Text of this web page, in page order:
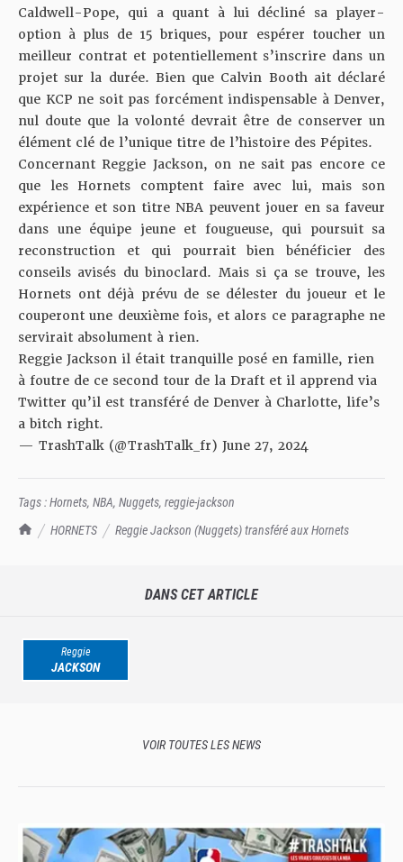
TrashTalk Actu NBA
HORNETS Reggie Jackson (Nuggets) transféré aux Hornets
Caldwell-Pope, qui a quant à lui décliné sa player-
option à plus de 15 briques, pour espérer toucher un
meilleur contrat et potentiellement s’inscrire dans un
projet sur la durée. Bien que Calvin Booth ait déclaré
que KCP ne soit pas forcément indispensable à Denver,
nul doute que la volonté devrait être de conserver un
élément clé de l’unique titre de l’histoire des Pépites.
Concernant Reggie Jackson, on ne sait pas encore ce
que les Hornets comptent faire avec lui, mais son
expérience et son titre NBA peuvent jouer en sa faveur
dans une équipe jeune et fougueuse, qui poursuit sa
reconstruction et qui pourrait bien bénéficier des
conseils avisés du binoclard. Mais si ça se trouve, les
Hornets ont déjà prévu de se délester du joueur et le
couperont une deuxième fois, et alors ce paragraphe ne
servirait absolument à rien.
Reggie Jackson il était tranquille posé en famille, rien
à foutre de ce second tour de la Draft et il apprend via
Twitter qu’il est transféré de Denver à Charlotte, life’s
a bitch right.
— TrashTalk (@TrashTalk_fr) June 27, 2024
Tags :Hornets, NBA, Nuggets, reggie-jackson
DANS CET ARTICLE
Reggie
JACKSON
VOIR TOUTES LES NEWS